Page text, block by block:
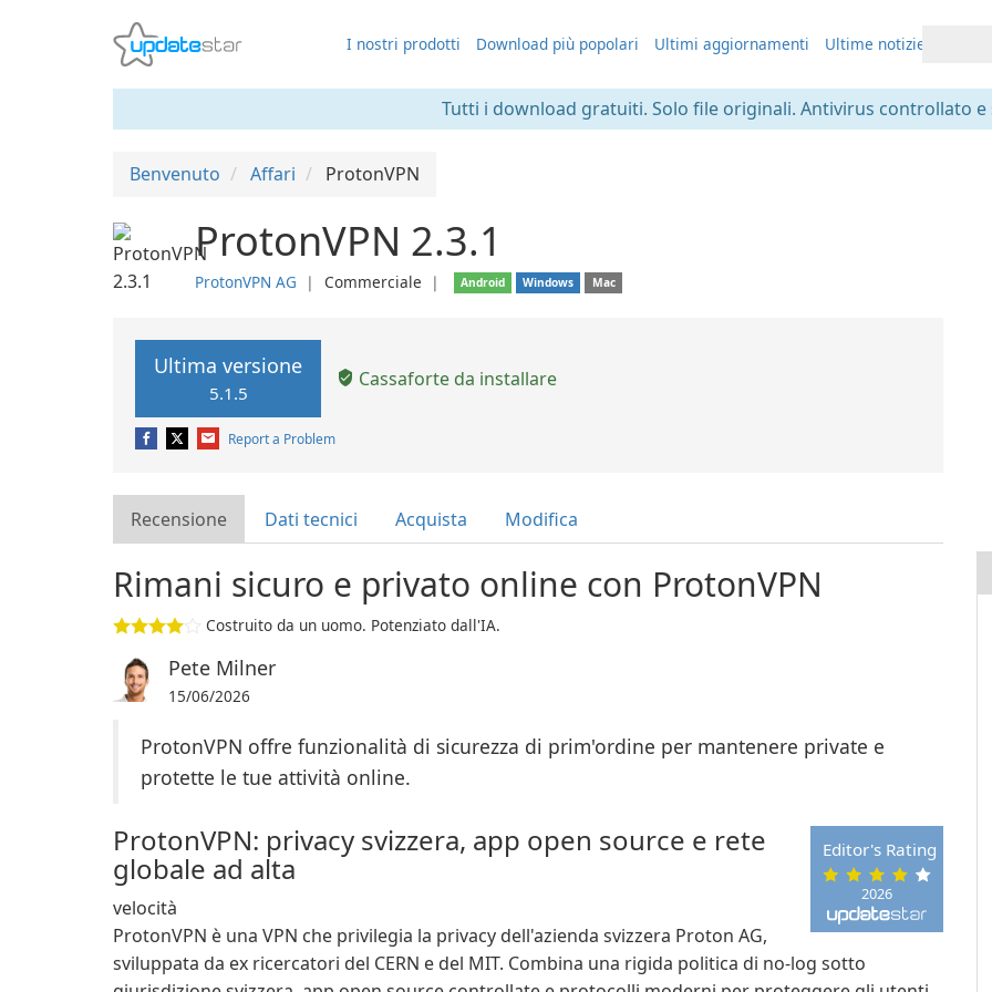
I nostri prodotti Download più popolari Ultimi aggiornamenti Ultime notizie
Tutti i download gratuiti. Solo file originali. Antivirus controllato e
Benvenuto Affari ProtonVPN
ProtonVPN 2.3.1
ProtonVPN AG ❘ Commerciale ❘ Android Windows Mac
Ultima versione
5.1.5
Cassaforte da installare
Report a Problem
Recensione Dati tecnici Acquista Modifica
Rimani sicuro e privato online con ProtonVPN
Costruito da un uomo. Potenziato dall'IA.
Pete Milner
15/06/2026
ProtonVPN offre funzionalità di sicurezza di prim'ordine per mantenere private e
protette le tue attività online.
2026
Editor's Rating
ProtonVPN: privacy svizzera, app open source e rete
globale ad alta
velocità
ProtonVPN è una VPN che privilegia la privacy dell'azienda svizzera Proton AG,
sviluppata da ex ricercatori del CERN e del MIT. Combina una rigida politica di no-log sotto